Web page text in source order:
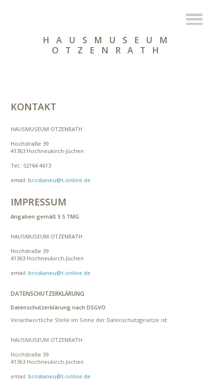
HAUSMUSEUM
OTZENRATH
KONTAKT
HAUSMUSEUM OTZENRATH
Hochstraße 39
41363 Hochneukirch-Jüchen
Tel.: 02164 4613
email: broskaneu@t-online.de
IMPRESSUM
Angaben gemäß § 5 TMG:
HAUSMUSEUM OTZENRATH
Hochstraße 39
41363 Hochneukirch-Jüchen
email: broskaneu@t-online.de
DATENSCHUTZERKLÄRUNG
Datenschutzerklärung nach DSGVO
Verantwortliche Stelle im Sinne der Datenschutzgesetze ist:
HAUSMUSEUM OTZENRATH
Hochstraße 39
41363 Hochneukirch-Jüchen
email: broskaneu@t-online.de